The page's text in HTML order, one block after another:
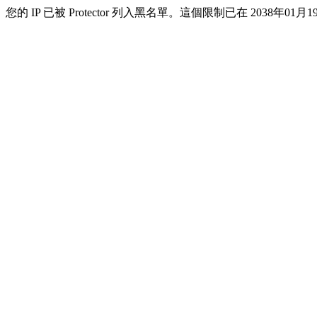
您的 IP 已被 Protector 列入黑名單。這個限制已在 2038年01月